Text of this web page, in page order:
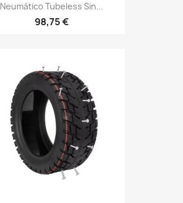
Neumático Tubeless Sin...
98,75 €